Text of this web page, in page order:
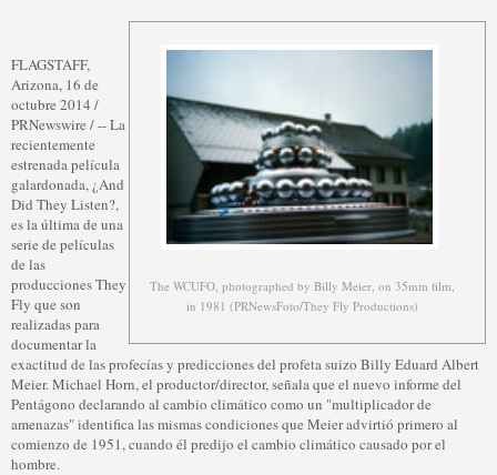
The WCUFO, photographed by Billy Meier, on 35mm film,
in 1981 (PRNewsFoto/They Fly Productions)
FLAGSTAFF,
Arizona, 16 de
octubre 2014 /
PRNewswire / -- La
recientemente
estrenada película
galardonada, ¿And
Did They Listen?,
es la última de una
serie de películas
de las
producciones They
Fly que son
realizadas para
documentar la
exactitud de las profecías y predicciones del profeta suizo Billy Eduard Albert
Meier. Michael Horn, el productor/director, señala que el nuevo informe del
Pentágono declarando al cambio climático como un "multiplicador de
amenazas" identifica las mismas condiciones que Meier advirtió primero al
comienzo de 1951, cuando él predijo el cambio climático causado por el
hombre.